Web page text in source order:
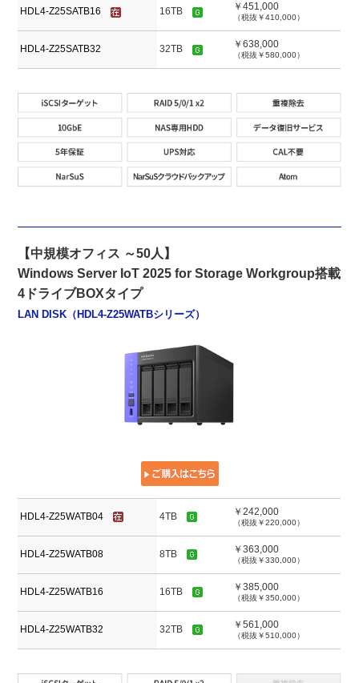
HDL4-Z25SATB16 16TB ￥451,000
（税抜￥410,000）
HDL4-Z25SATB32 32TB ￥638,000
（税抜￥580,000）
【中規模オフィス ～50人】
Windows Server IoT 2025 for Storage Workgroup搭載
4ドライブBOXタイプ
LAN DISK（HDL4-Z25WATBシリーズ）
HDL4-Z25WATB04 4TB ￥242,000
（税抜￥220,000）
HDL4-Z25WATB08 8TB ￥363,000
（税抜￥330,000）
HDL4-Z25WATB16 16TB ￥385,000
（税抜￥350,000）
HDL4-Z25WATB32 32TB ￥561,000
（税抜￥510,000）